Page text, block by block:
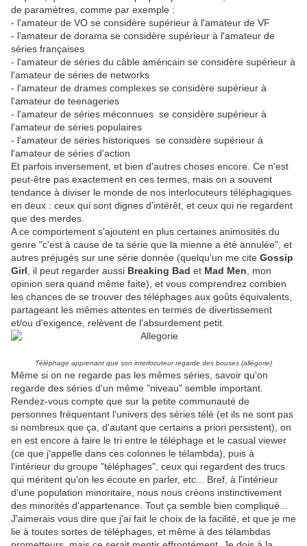
de paramètres, comme par exemple :
- l'amateur de VO se considère supérieur à l'amateur de VF
- l'amateur de dorama se considère supérieur à l'amateur de
séries françaises
- l'amateur de séries du câble américain se considère supérieur à
l'amateur de séries de networks
- l'amateur de drames complexes se considère supérieur à
l'amateur de teenageries
- l'amateur de séries méconnues se considère supérieur à
l'amateur de séries populaires
- l'amateur de séries historiques se considère supérieur à
l'amateur de séries d'action
Et parfois inversement, et bien d'autres choses encore. Ce n'est
peut-être pas exactement en ces termes, mais on a souvent
tendance à diviser le monde de nos interlocuteurs téléphagiques
en deux : ceux qui sont dignes d'intérêt, et ceux qui ne regardent
que des merdes.
A ce comportement s'ajoutent en plus certaines animosités du
genre "c'est à cause de ta série que la mienne a été annulée", et
autres préjugés sur une série donnée (quelqu'un me cite Gossip
Girl , il peut regarder aussi Breaking Bad et Mad Men , mon
opinion sera quand même faite), et vous comprendrez combien
les chances de se trouver des téléphages aux goûts équivalents,
partageant les mêmes attentes en termes de divertissement
et/ou d'exigence, relèvent de l'absurdement petit.
Téléphage apprenant que son interlocuteur regarde des bouses (allégorie)
Même si on ne regarde pas les mêmes séries, savoir qu'on
regarde des séries d'un même "niveau" semble important.
Rendez-vous compte que sur la petite communauté de
personnes fréquentant l'univers des séries télé (et ils ne sont pas
si nombreux que ça, d'autant que certains a priori persistent), on
en est encore à faire le tri entre le téléphage et le casual viewer
(ce que j'appelle dans ces colonnes le télambda), puis à
l'intérieur du groupe "téléphages", ceux qui regardent des trucs
qui méritent qu'on les écoute en parler, etc... Bref, à l'intérieur
d'une population minoritaire, nous nous créons instinctivement
des minorités d'appartenance. Tout ça semble bien compliqué...
J'aimerais vous dire que j'ai fait le choix de la facilité, et que je me
lie à toutes sortes de téléphages, et même à des télambdas